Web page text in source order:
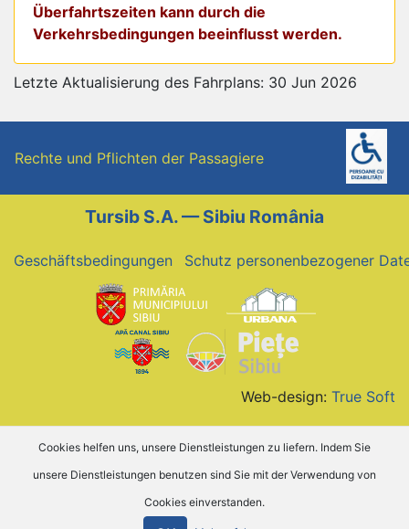
Überfahrtszeiten kann durch die
Verkehrsbedingungen beeinflusst werden.
Letzte Aktualisierung des Fahrplans: 30 Jun 2026
Rechte und Pflichten der Passagiere
Tursib S.A. — Sibiu România
Geschäftsbedingungen Schutz personenbezogener
Web-design: True Soft
Cookies helfen uns, unsere Dienstleistungen zu liefern. Indem Sie
unsere Dienstleistungen benutzen sind Sie mit der Verwendung von
Cookies einverstanden.